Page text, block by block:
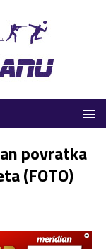
povratka
(FOTO)